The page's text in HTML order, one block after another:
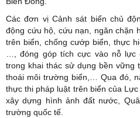
Các đơn vị Cảnh sát biển chủ
động cứu hộ, cứu nạn, ngăn chặn
trên biển, chống cướp biển, thực
…, đóng góp tích cực vào nỗ lực
trong khai thác sử dụng bền vững
thoái môi trường biển,… Qua đó,
thực thi pháp luật trên biển của
xây dựng hình ảnh đất nước,
trường quốc tế.